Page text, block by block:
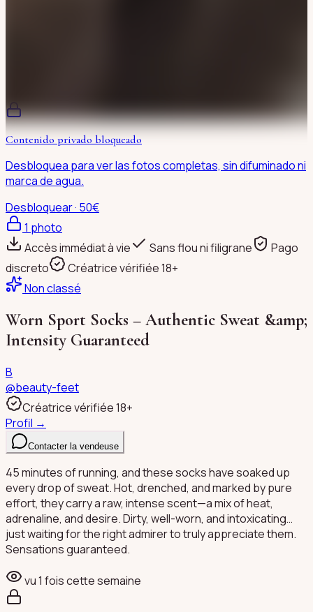
Contenido privado bloqueado
Desbloquea para ver las fotos completas, sin difuminado ni
marca de agua.
Desbloquear · 50€
1 photo
Accès immédiat à vie
Sans flou ni filigrane
Pago
discreto
Créatrice vérifiée 18+
Non classé
Worn Sport Socks – Authentic Sweat &amp;
Intensity Guaranteed
B
@beauty-feet
Créatrice vérifiée 18+
Profil →
Contacter la vendeuse
45 minutes of running, and these socks have soaked up
every drop of sweat. Hot, drenched, and marked by pure
effort, they carry a raw, intense scent—a mix of heat,
adrenaline, and desire. Dirty, well-worn, and intoxicating…
just waiting for the right admirer to truly appreciate them.
Sensations guaranteed.
vu1 fois cette semaine